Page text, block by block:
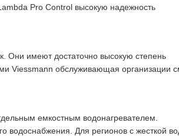
Pro Control высокую надежность
Они имеют достаточно высокую степень
Viessmann обслуживающая организации
емкостным водонагревателем.
водоснабжения. Для регионов с жесткой